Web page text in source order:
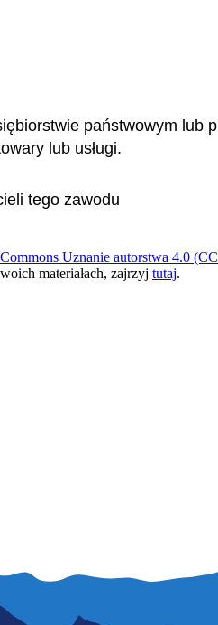
państwowym lub
lub usługi.
tego zawodu
Uznanie autorstwa 4.0
materiałach, zajrzyj tutaj.